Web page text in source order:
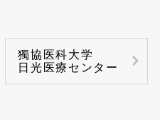
獨協医科大学
日光医療センター